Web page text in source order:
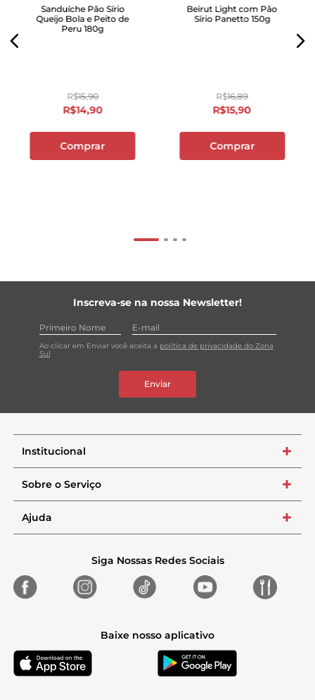
Sanduíche Pão Sírio
Queijo Bola e Peito de
Peru 180g
R$15,90
R$14,90
Comprar
Beirut Light com Pão
Sírio Panetto 150g
R$16,89
R$15,90
Comprar
Inscreva-se na nossa Newsletter!
Ao clicar em Enviar você aceita a política de privacidade do Zona
Sul
Enviar
Institucional +
Sobre o Serviço +
Ajuda +
Siga Nossas Redes Sociais
Baixe nosso aplicativo